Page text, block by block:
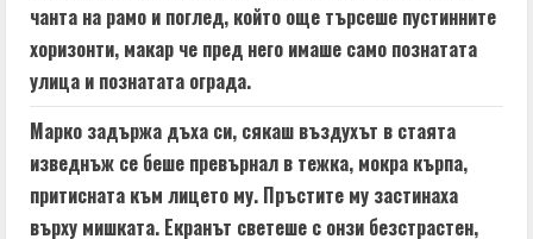
n
g
чанта на рамо и поглед, който още търсеше пустинните
хоризонти, макар че пред него имаше само познатата
улица и познатата ограда.
Марко задържа дъха си, сякаш въздухът в стаята
изведнъж се беше превърнал в тежка, мокра кърпа,
притисната към лицето му. Пръстите му застинаха
върху мишката. Екранът светеше с онзи безстрастен,